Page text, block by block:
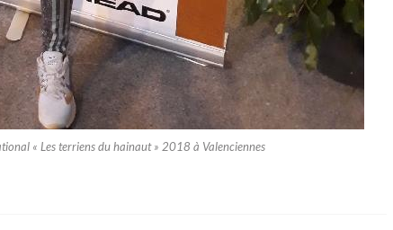
« Les terriens du hainaut » 2018 à Valenciennes